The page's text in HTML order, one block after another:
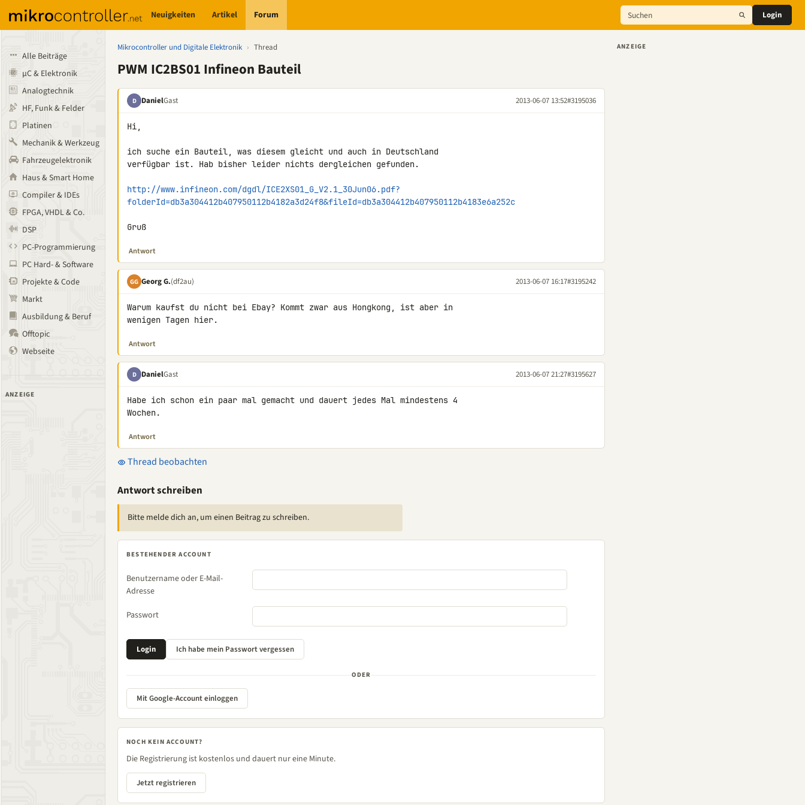
Neuigkeiten Artikel Forum Login
Alle Beiträge
µC & Elektronik
Analogtechnik
HF, Funk & Felder
Platinen
Mechanik & Werkzeug
Fahrzeugelektronik
Haus & Smart Home
Compiler & IDEs
FPGA, VHDL & Co.
DSP
PC-Programmierung
PC Hard- & Software
Projekte & Code
Markt
Ausbildung & Beruf
Offtopic
Webseite
ANZEIGE
Mikrocontroller und Digitale Elektronik › Thread
PWM IC2BS01 Infineon Bauteil
D DanielGast 2013-06-07 13:52#3195036
Hi,
ich suche ein Bauteil, was diesem gleicht und auch in Deutschland
verfügbar ist. Hab bisher leider nichts dergleichen gefunden.
http://www.infineon.com/dgdl/ICE2XS01_G_V2.1_30Jun06.pdf?
folderId=db3a304412b407950112b4182a3d24f8&fileId=db3a304412b407950112b4183e6a252c
Gruß
Antwort
GG Georg G.(df2au) 2013-06-07 16:17#3195242
Warum kaufst du nicht bei Ebay? Kommt zwar aus Hongkong, ist aber in
wenigen Tagen hier.
Antwort
D DanielGast 2013-06-07 21:27#3195627
Habe ich schon ein paar mal gemacht und dauert jedes Mal mindestens 4
Wochen.
Antwort
Thread beobachten
Antwort schreiben
Bitte melde dich an, um einen Beitrag zu schreiben.
BESTEHENDER ACCOUNT
Benutzername oder E-Mail-
Adresse
Passwort
ODER
Mit Google-Account einloggen
NOCH KEIN ACCOUNT?
Die Registrierung ist kostenlos und dauert nur eine Minute.
Jetzt registrieren
ANZEIGE